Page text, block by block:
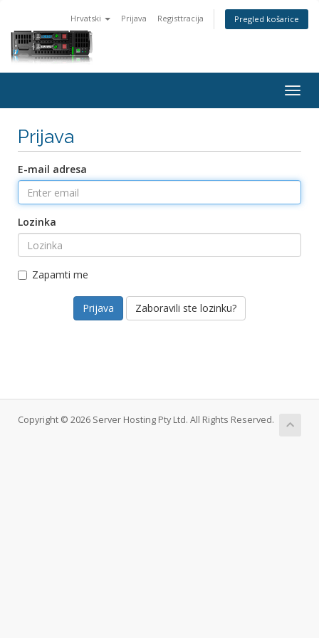
Hrvatski Prijava Registtracija Pregled košarice
Prijava
E-mail adresa
Lozinka
Zapamti me
Zaboravili ste lozinku?
Copyright © 2026 Server Hosting Pty Ltd. All Rights Reserved.